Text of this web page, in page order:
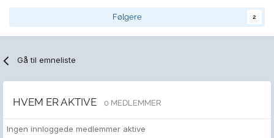
Følgere 2
Gå til emneliste
HVEM ER AKTIVE 0 MEDLEMMER
Ingen innloggede medlemmer aktive